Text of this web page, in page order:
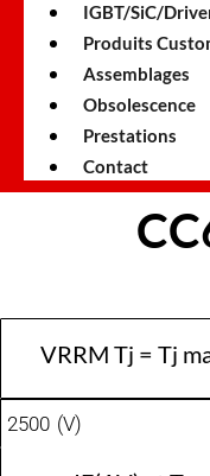
IGBT/SiC/
Produits
Assemblages
Obsolescence
Prestations
Contact
VRRM Tj = Tj
2500 (V)